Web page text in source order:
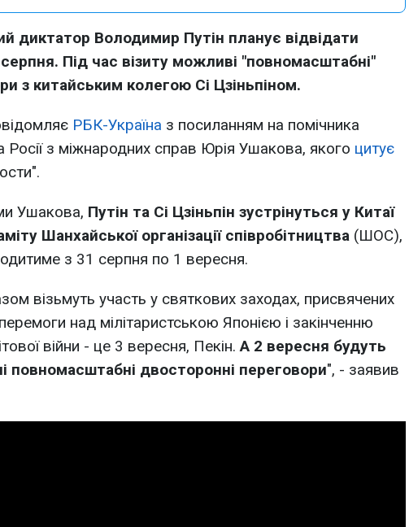
диктатор Володимир Путін планує відвідати
Під час візиту можливі "повномасштабні"
з китайським колегою Сі Цзіньпіном.
РБК-Україна з посиланням на помічника
Росії з міжнародних справ Юрія Ушакова, якого цитує
Ушакова, Путін та Сі Цзіньпін зустрінуться у Китаї
Шанхайської організації співробітництва (ШОС),
з 31 серпня по 1 вересня.
візьмуть участь у святкових заходах, присвячених
над мілітаристською Японією і закінченню
війни - це 3 вересня, Пекін.А 2 вересня будуть
повномасштабні двосторонні переговори", - заявив